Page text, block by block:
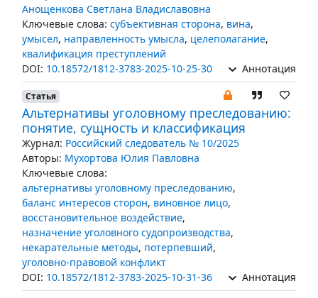
Анощенкова Светлана Владиславовна
Ключевые слова: субъективная сторона, вина,
умысел, направленность умысла, целеполагание,
квалификация преступлений
DOI: 10.18572/1812-3783-2025-10-25-30 Аннотация
Статья
Альтернативы уголовному преследованию:
понятие, сущность и классификация
Журнал: Российский следователь № 10/2025
Авторы: Мухортова Юлия Павловна
Ключевые слова:
альтернативы уголовному преследованию,
баланс интересов сторон, виновное лицо,
восстановительное воздействие,
назначение уголовного судопроизводства,
некарательные методы, потерпевший,
уголовно-правовой конфликт
DOI: 10.18572/1812-3783-2025-10-31-36 Аннотация